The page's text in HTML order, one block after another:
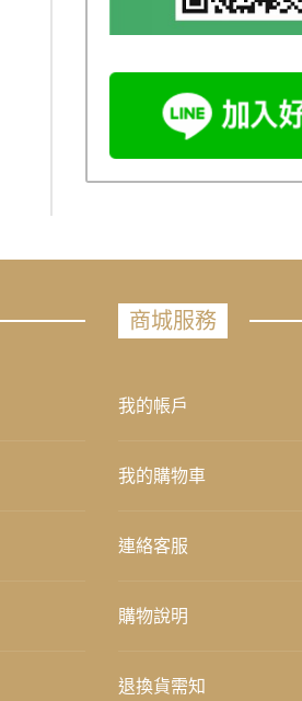
商城服務
我的帳戶
我的購物車
連絡客服
購物說明
退換貨需知